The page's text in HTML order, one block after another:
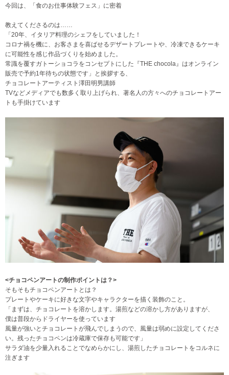
今回は、「食のお仕事体験フェス」に密着
教えてくださるのは……
「20年、イタリア料理のシェフをしていました！
コロナ禍を機に、お客さまを喜ばせるデザートプレートや、冷凍できるケーキ
に可能性を感じ作品づくりを始めました。
常識を覆すガトーショコラをコンセプトにした『THE chocola』はオンライン
販売で予約1年待ちの状態です」と挨拶する、
チョコレートアーティスト澤田明男講師
TVなどメディアでも数多く取り上げられ、著名人の方々へのチョコレートアー
トも手掛けています
<チョコペンアートの制作ポイントは？>
そもそもチョコペンアートとは？
プレートやケーキに好きな文字やキャラクターを描く装飾のこと。
「まずは、チョコレートを溶かします。湯煎などの溶かし方がありますが、
僕は普段からドライヤーを使っています
風量が強いとチョコレートが飛んでしまうので、風量は弱めに設定してくださ
い。残ったチョコペンは冷蔵庫で保存も可能です」
サラダ油を少量入れることでなめらかにし、湯煎したチョコレートをコルネに
注ぎます